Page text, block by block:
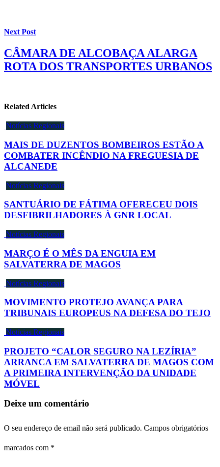
Next Post
CÂMARA DE ALCOBAÇA ALARGA
ROTA DOS TRANSPORTES URBANOS
Related Articles
Notícias Regionais
MAIS DE DUZENTOS BOMBEIROS ESTÃO A
COMBATER INCÊNDIO NA FREGUESIA DE
ALCANEDE
Notícias Regionais
SANTUÁRIO DE FÁTIMA OFERECEU DOIS
DESFIBRILHADORES À GNR LOCAL
Notícias Regionais
MARÇO É O MÊS DA ENGUIA EM
SALVATERRA DE MAGOS
Notícias Regionais
MOVIMENTO PROTEJO AVANÇA PARA
TRIBUNAIS EUROPEUS NA DEFESA DO TEJO
Notícias Regionais
PROJETO “CALOR SEGURO NA LEZÍRIA”
ARRANCA EM SALVATERRA DE MAGOS COM
A PRIMEIRA INTERVENÇÃO DA UNIDADE
MÓVEL
Deixe um comentário
O seu endereço de email não será publicado. Campos obrigatórios
marcados com *